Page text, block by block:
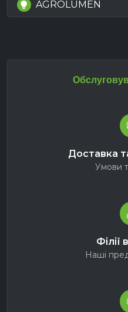
AGROLUMEN
Доставка
Умови
Філії
Наші